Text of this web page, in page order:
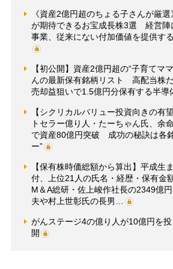
《資産2億円超のちょる子さんが厳
が期待できるお宝成長株3選 経営陣
事業、従来にない付加価値を提供す
【初公開】資産2億円超の“子育てマ
んの最新保有銘柄リスト 高配当株だ
売却益狙いで1.5億円分保有する半導
【シクリカルバリュー投資向きの有
トセラー億り人・たーちゃん氏、余
で資産80億円突破 成功の秘訣は各
ー”
【保有株時価総額から算出】平成生
付、上位21人の氏名・経歴・保有
M＆A総研・佐上峻作社長の2349億
夫や村上世彰氏の長男…
がんステージ4の億り人が10億円を
開